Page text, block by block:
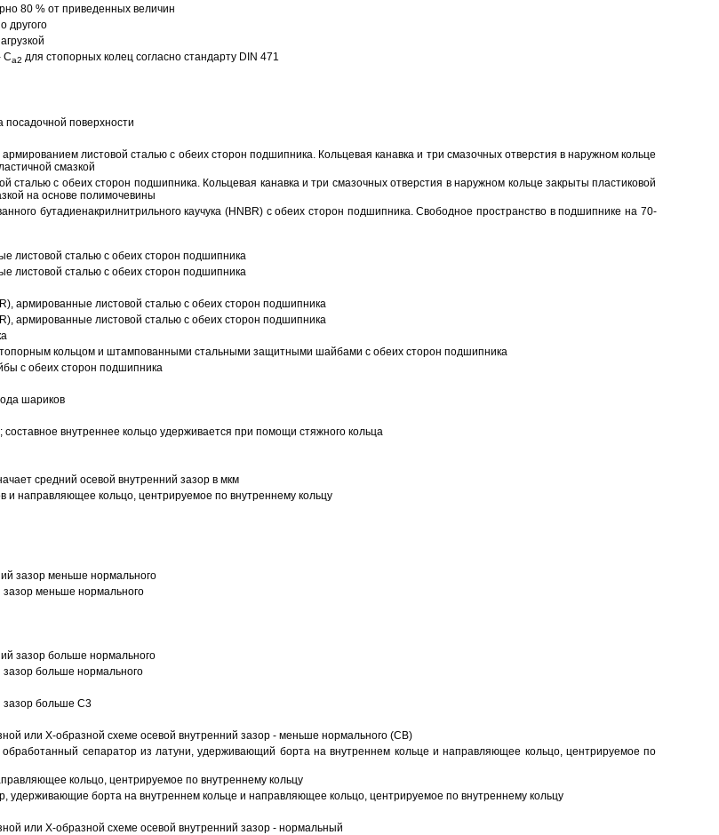
80 % от приведенных величин
другого
Ca2 для стопорных колец согласно стандарту DIN 471
посадочной поверхности
листовой сталью с обеих сторон подшипника. Кольцевая канавка и три смазочных отверстия в наружном кольце
смазкой
сталью с обеих сторон подшипника. Кольцевая канавка и три смазочных отверстия в наружном кольце закрыты пластиковой
на основе полимочевины
бутадиенакрилнитрильного каучука (HNBR) с обеих сторон подшипника. Свободное пространство в подшипнике на 70-
листовой сталью с обеих сторон подшипника
листовой сталью с обеих сторон подшипника
армированные листовой сталью с обеих сторон подшипника
армированные листовой сталью с обеих сторон подшипника
кольцом и штампованными стальными защитными шайбами с обеих сторон подшипника
с обеих сторон подшипника
шариков
внутреннее кольцо удерживается при помощи стяжного кольца
средний осевой внутренний зазор в мкм
и направляющее кольцо, центрируемое по внутреннему кольцу
зазор меньше нормального
меньше нормального
зазор больше нормального
больше нормального
зазор больше C3
или Х-образной схеме осевой внутренний зазор - меньше нормального (CB)
сепаратор из латуни, удерживающий борта на внутреннем кольце и направляющее кольцо, центрируемое по
кольцо, центрируемое по внутреннему кольцу
удерживающие борта на внутреннем кольце и направляющее кольцо, центрируемое по внутреннему кольцу
или Х-образной схеме осевой внутренний зазор - нормальный